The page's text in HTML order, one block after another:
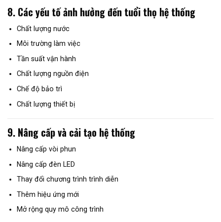
8. Các yếu tố ảnh hưởng đến tuổi thọ hệ thống
Chất lượng nước
Môi trường làm việc
Tần suất vận hành
Chất lượng nguồn điện
Chế độ bảo trì
Chất lượng thiết bị
9. Nâng cấp và cải tạo hệ thống
Nâng cấp vòi phun
Nâng cấp đèn LED
Thay đổi chương trình trình diễn
Thêm hiệu ứng mới
Mở rộng quy mô công trình